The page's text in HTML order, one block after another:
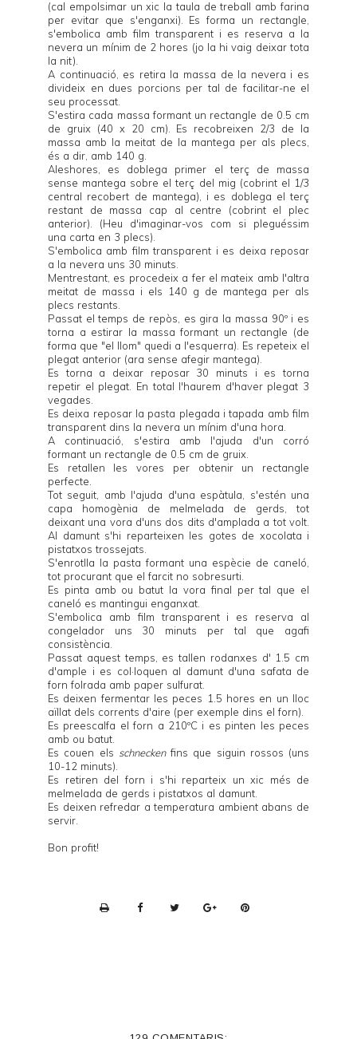
(cal empolsimar un xic la taula de treball amb farina
per evitar que s'enganxi). Es forma un rectangle,
s'embolica amb film transparent i es reserva a la
nevera un mínim de 2 hores (jo la hi vaig deixar tota
la nit).
A continuació, es retira la massa de la nevera i es
divideix en dues porcions per tal de facilitar-ne el
seu processat.
S'estira cada massa formant un rectangle de 0.5 cm
de gruix (40 x 20 cm). Es recobreixen 2/3 de la
massa amb la meitat de la mantega per als plecs,
és a dir, amb 140 g.
Aleshores, es doblega primer el terç de massa
sense mantega sobre el terç del mig (cobrint el 1/3
central recobert de mantega), i es doblega el terç
restant de massa cap al centre (cobrint el plec
anterior). (Heu d'imaginar-vos com si pleguéssim
una carta en 3 plecs).
S'embolica amb film transparent i es deixa reposar
a la nevera uns 30 minuts.
Mentrestant, es procedeix a fer el mateix amb l'altra
meitat de massa i els 140 g de mantega per als
plecs restants.
Passat el temps de repòs, es gira la massa 90º i es
torna a estirar la massa formant un rectangle (de
forma que "el llom" quedi a l'esquerra). Es repeteix el
plegat anterior (ara sense afegir mantega).
Es torna a deixar reposar 30 minuts i es torna
repetir el plegat. En total l'haurem d'haver plegat 3
vegades.
Es deixa reposar la pasta plegada i tapada amb film
transparent dins la nevera un mínim d'una hora.
A continuació, s'estira amb l'ajuda d'un corró
formant un rectangle de 0.5 cm de gruix.
Es retallen les vores per obtenir un rectangle
perfecte.
Tot seguit, amb l'ajuda d'una espàtula, s'estén una
capa homogènia de melmelada de gerds, tot
deixant una vora d'uns dos dits d'amplada a tot volt.
Al damunt s'hi reparteixen les gotes de xocolata i
pistatxos trossejats.
S'enrotlla la pasta formant una espècie de caneló,
tot procurant que el farcit no sobresurti.
Es pinta amb ou batut la vora final per tal que el
caneló es mantingui enganxat.
S'embolica amb film transparent i es reserva al
congelador uns 30 minuts per tal que agafi
consistència.
Passat aquest temps, es tallen rodanxes d' 1.5 cm
d'ample i es col·loquen al damunt d'una safata de
forn folrada amb paper sulfurat.
Es deixen fermentar les peces 1.5 hores en un lloc
aïllat dels corrents d'aire (per exemple dins el forn).
Es preescalfa el forn a 210ºC i es pinten les peces
amb ou batut.
Es couen els schneckenfins que siguin rossos (uns
10-12 minuts).
Es retiren del forn i s'hi reparteix un xic més de
melmelada de gerds i pistatxos al damunt.
Es deixen refredar a temperatura ambient abans de
servir.
Bon profit!